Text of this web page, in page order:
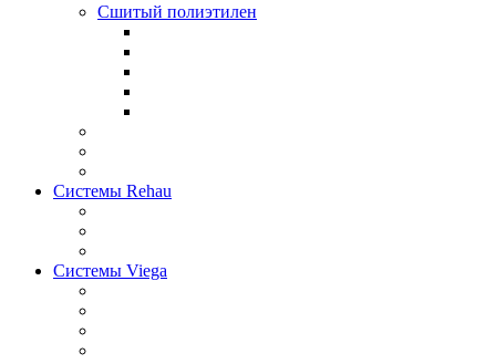
Сшитый полиэтилен
Системы Rehau
Системы Viega